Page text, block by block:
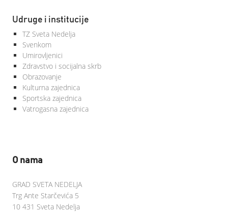
Udruge i institucije
TZ Sveta Nedelja
Svenkom
Umirovljenici
Zdravstvo i socijalna skrb
Obrazovanje
Kulturna zajednica
Sportska zajednica
Vatrogasna zajednica
O nama
GRAD SVETA NEDELJA
Trg Ante Starčevića 5
10 431 Sveta Nedelja